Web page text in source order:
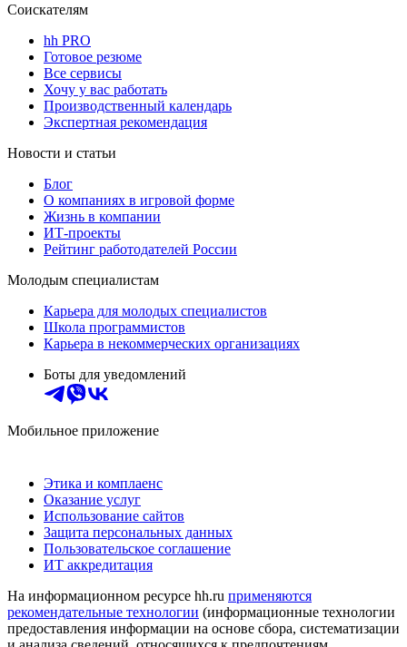
Соискателям
hh PRO
Готовое резюме
Все сервисы
Хочу у вас работать
Производственный календарь
Экспертная рекомендация
Новости и статьи
Блог
О компаниях в игровой форме
Жизнь в компании
ИТ-проекты
Рейтинг работодателей России
Молодым специалистам
Карьера для молодых специалистов
Школа программистов
Карьера в некоммерческих организациях
Боты для уведомлений
Мобильное приложение
Этика и комплаенс
Оказание услуг
Использование сайтов
Защита персональных данных
Пользовательское соглашение
ИТ аккредитация
На информационном ресурсе hh.ru применяются
рекомендательные технологии (информационные технологии
предоставления информации на основе сбора, систематизации